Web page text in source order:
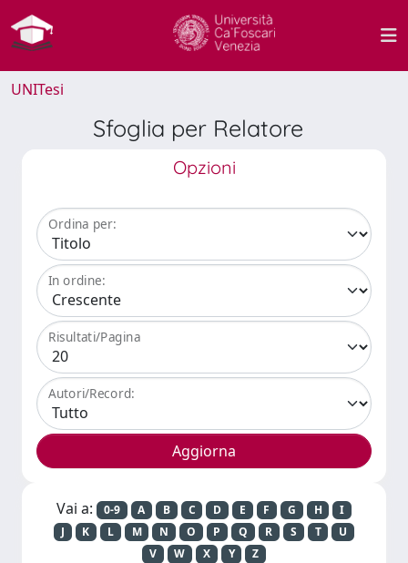
UNITesi
Sfoglia per Relatore
Opzioni
Ordina per:
In ordine:
Risultati/Pagina
Autori/Record:
Vai a: 0-9 A B C D E F G H
I
J
K L M N O P Q R S T
U
V
W X Y Z